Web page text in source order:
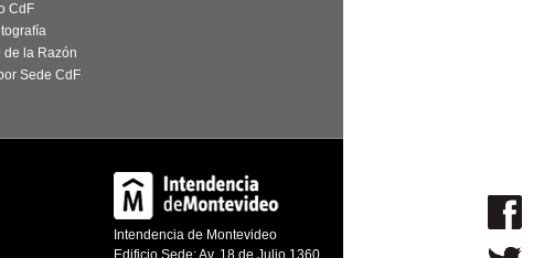
CdF
de la Razón
Sede CdF
Intendencia de Montevideo
Edificio Sede: Av. 18 de Julio 1360